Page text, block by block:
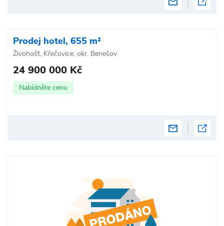
Prodej hotel, 655 m²
Živohošť, Křečovice, okr. Benešov
24 900 000 Kč
Nabídněte cenu